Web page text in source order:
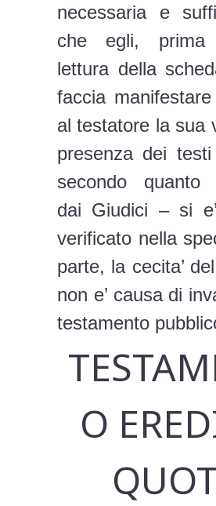
necessaria e
che egli,
lettura della
faccia
al testatore la sua
presenza dei
secondo quanto
dai Giudici – si
verificato nella
parte, la cecita’
non e’ causa di
testamento
O